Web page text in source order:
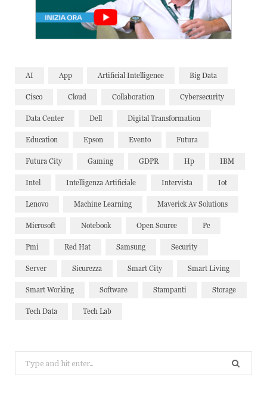
AI App Artificial Intelligence Big Data
Cisco Cloud Collaboration Cybersecurity
Data Center Dell Digital Transformation
Education Epson Evento Futura
Futura City Gaming GDPR Hp IBM
Intel Intelligenza Artificiale Intervista Iot
Lenovo Machine Learning Maverick Av Solutions
Microsoft Notebook Open Source Pc
Pmi Red Hat Samsung Security
Server Sicurezza Smart City Smart Living
Smart Working Software Stampanti Storage
Tech Data Tech Lab
for: